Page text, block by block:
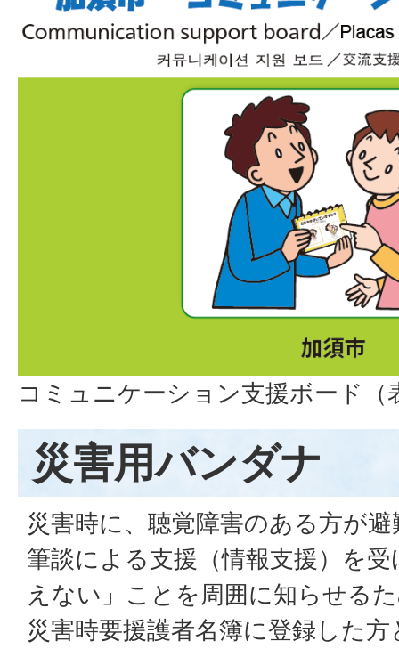
コミュニケーション支援ボード（
災害用バンダナ
災害時に、聴覚障害のある方が
筆談による支援（情報支援）を
えない」ことを周囲に知らせる
災害時要援護者名簿に登録した